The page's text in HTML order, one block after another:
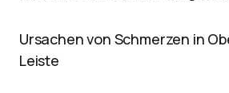
Ursachen von Schmerzen in
Leiste